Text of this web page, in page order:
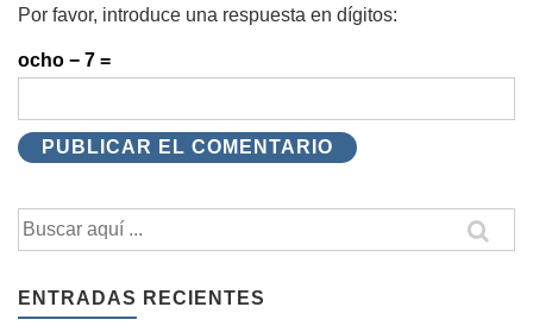
Por favor, introduce una respuesta en dígitos:
ocho − 7 =
Buscar
por:
ENTRADAS RECIENTES